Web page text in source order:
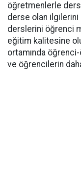
öğretmenlerle
derse olan ilgilerini
derslerini öğrenci
eğitim kalitesine
ortamında
ve öğrencilerin